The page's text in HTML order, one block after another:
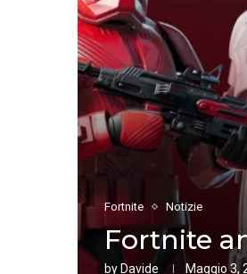
Fortnite Notizie
Fortnite
by Davide Maggio 3,